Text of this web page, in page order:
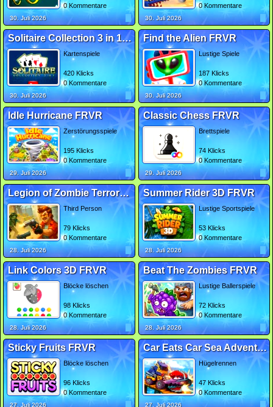
0 Kommentare
30. Juli 2026
0 Kommentare
30. Juli 2026
Solitaire Collection 3 in 1 FRVR
Kartenspiele
420 Klicks
0 Kommentare
30. Juli 2026
Find the Alien FRVR
Lustige Spiele
187 Klicks
0 Kommentare
30. Juli 2026
Idle Hurricane FRVR
Zerstörungsspiele
195 Klicks
0 Kommentare
29. Juli 2026
Classic Chess FRVR
Brettspiele
74 Klicks
0 Kommentare
29. Juli 2026
Legion of Zombie Terrors FRVR
Third Person
79 Klicks
0 Kommentare
28. Juli 2026
Summer Rider 3D FRVR
Lustige Sportspiele
53 Klicks
0 Kommentare
28. Juli 2026
Link Colors 3D FRVR
Blöcke löschen
98 Klicks
0 Kommentare
28. Juli 2026
Beat The Zombies FRVR
Lustige Ballerspiele
72 Klicks
0 Kommentare
28. Juli 2026
Sticky Fruits FRVR
Blöcke löschen
96 Klicks
0 Kommentare
27. Juli 2026
Car Eats Car Sea Adventure FRVR
Hügelrennen
47 Klicks
0 Kommentare
27. Juli 2026